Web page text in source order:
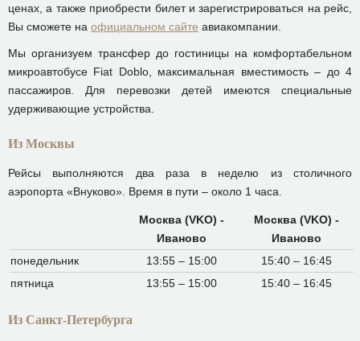
ценах, а также приобрести билет и зарегистрироваться на рейс,
Вы сможете на официальном сайте авиакомпании.
Мы организуем трансфер до гостиницы на комфортабельном
микроавтобусе Fiat Doblo, максимальная вместимость – до 4
пассажиров. Для перевозки детей имеются специальные
удерживающие устройства.
Из Москвы
Рейсы выполняются два раза в неделю из столичного
аэропорта «Внуково». Время в пути – около 1 часа.
Москва (VKO) -
Иваново
Москва (VKO) -
Иваново
понедельник
13:55 – 15:00
15:40 – 16:45
пятница
13:55 – 15:00 15:40 – 16:45
Из Санкт-Петербурга